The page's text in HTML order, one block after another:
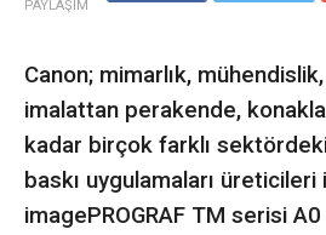
PAYLAŞIM
Canon; mimarlık,
imalattan perakende,
kadar birçok farklı
baskı uygulamaları üreticileri
imagePROGRAF TM serisi A0